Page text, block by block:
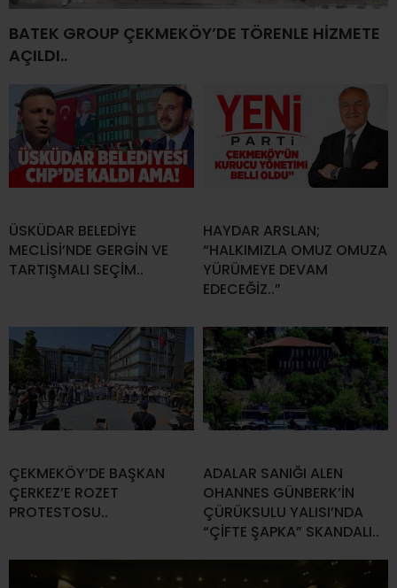
BATEK GROUP ÇEKMEKÖY’DE TÖRENLE HİZMETE
AÇILDI..
ÜSKÜDAR BELEDİYE
MECLİSİ’NDE GERGİN VE
TARTIŞMALI SEÇİM..
HAYDAR ARSLAN;
“HALKIMIZLA OMUZ OMUZA
YÜRÜMEYE DEVAM
EDECEĞİZ..”
ÇEKMEKÖY’DE BAŞKAN
ÇERKEZ’E ROZET
PROTESTOSU..
ADALAR SANIĞI ALEN
OHANNES GÜNBERK’İN
ÇÜRÜKSULU YALISI’NDA
“ÇİFTE ŞAPKA” SKANDALI..